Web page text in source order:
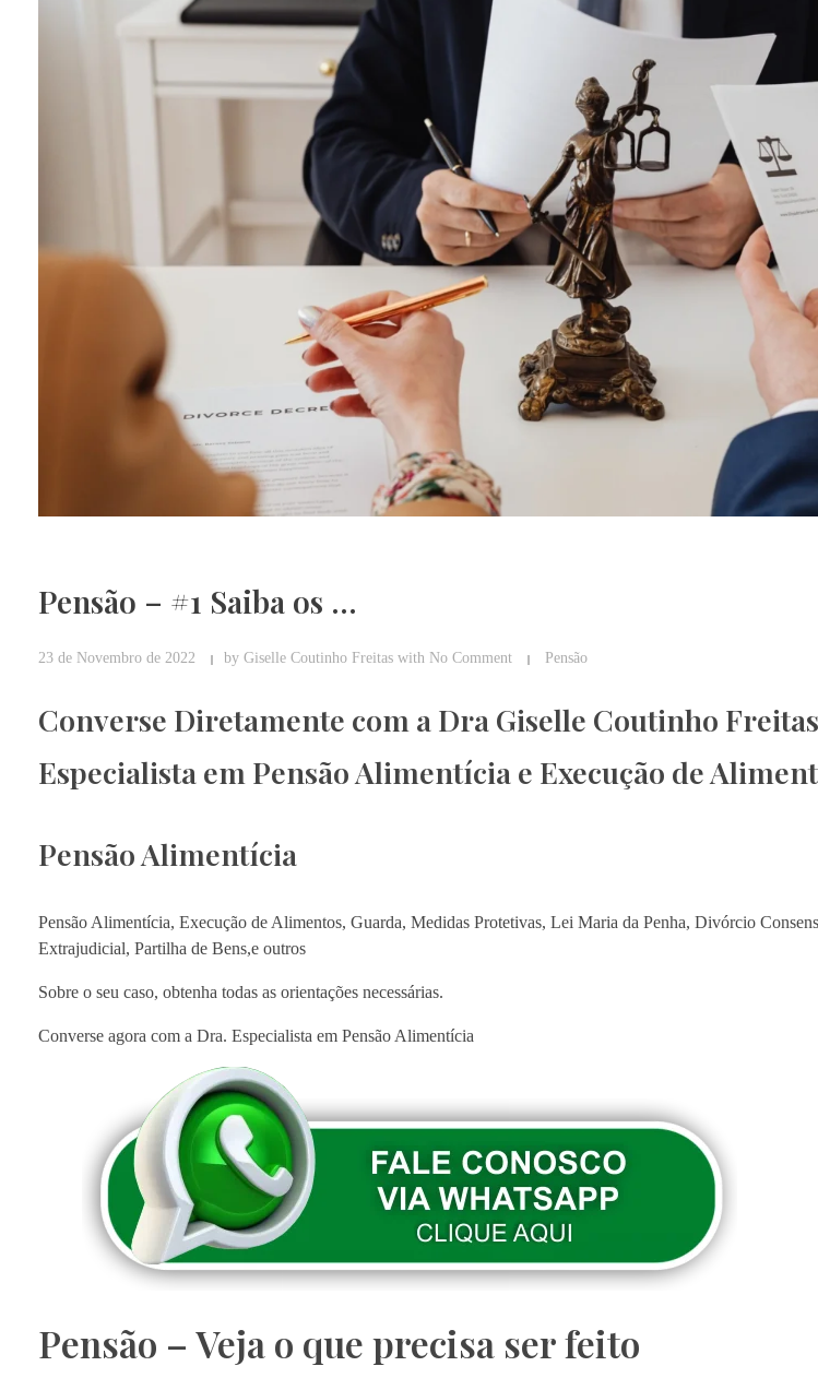
Pensão – #1 Saiba os …
23 de Novembro de 2022 by Giselle Coutinho Freitas with No Comment Pensão
Converse Diretamente com a Dra Giselle Coutinho Freitas
Especialista em Pensão Alimentícia e Execução de
Pensão Alimentícia
Pensão Alimentícia, Execução de Alimentos, Guarda, Medidas Protetivas, Lei Maria da Penha, Divórcio
Extrajudicial, Partilha de Bens,e outros
Sobre o seu caso, obtenha todas as orientações necessárias.
Converse agora com a Dra. Especialista em Pensão Alimentícia
Pensão – Veja o que precisa ser feito